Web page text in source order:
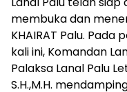
membuka dan
KHAIRAT Palu. Pada
kali ini, Komandan
Palaksa Lanal Palu
S.H.,M.H.